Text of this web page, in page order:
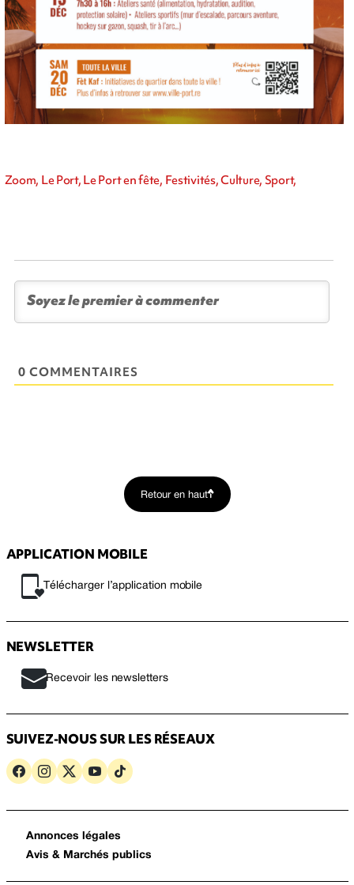
Zoom, Le Port, Le Port en fête, Festivités, Culture, Sport,
0 COMMENTAIRES
Retour en haut
APPLICATION MOBILE
Télécharger l’application mobile
NEWSLETTER
Recevoir les newsletters
SUIVEZ-NOUS SUR LES RÉSEAUX
Annonces légales
Avis & Marchés publics